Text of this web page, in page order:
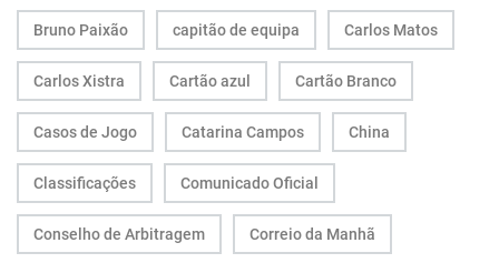
Bruno Paixão capitão de equipa Carlos Matos
Carlos Xistra Cartão azul Cartão Branco
Casos de Jogo Catarina Campos China
Classificações Comunicado Oficial
Conselho de Arbitragem Correio da Manhã